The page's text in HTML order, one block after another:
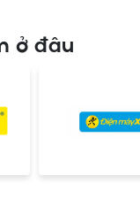
ở đâu